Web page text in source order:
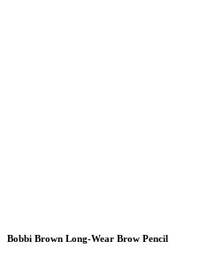
Bobbi Brown Long-Wear Brow Pencil